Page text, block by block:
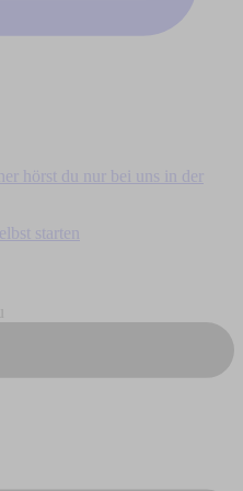
hörst du nur bei uns in der
starten